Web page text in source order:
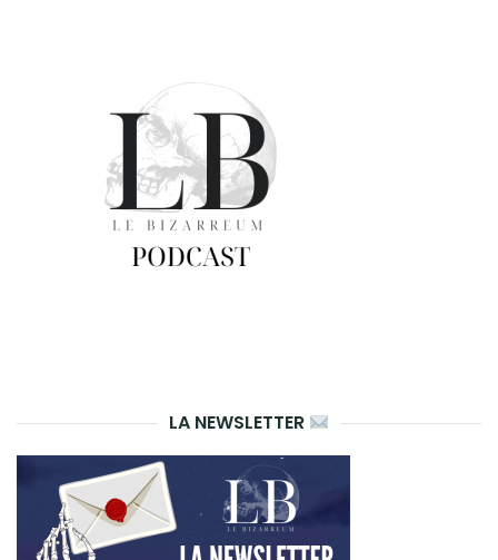
LA NEWSLETTER